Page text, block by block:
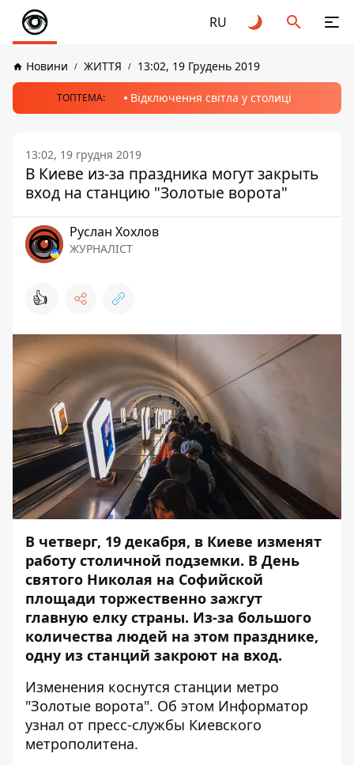
RU
Новини ЖИТТЯ 13:02, 19 Грудень 2019
ТОПТЕМА: Відключення світла у столиці
13:02, 19 грудня 2019
В Киеве из-за праздника могут закрыть
вход на станцию "Золотые ворота"
Руслан Хохлов
ЖУРНАЛІСТ
👍
В четверг, 19 декабря, в Киеве изменят
работу столичной подземки. В День
святого Николая на Софийской
площади торжественно зажгут
главную елку страны. Из-за большого
количества людей на этом празднике,
одну из станций закроют на вход.
Изменения коснутся станции метро
"Золотые ворота". Об этом Информатор
узнал от пресс-службы Киевского
метрополитена.